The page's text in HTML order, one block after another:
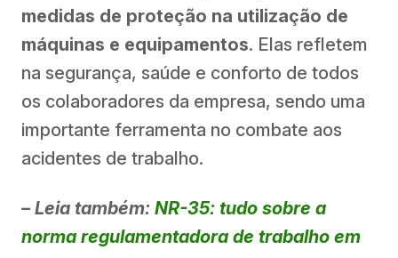
medidas de proteção na utilização de
máquinas e equipamentos. Elas refletem
na segurança, saúde e conforto de todos
os colaboradores da empresa, sendo uma
importante ferramenta no combate aos
acidentes de trabalho.
– Leia também: NR-35: tudo sobre a
norma regulamentadora de trabalho em